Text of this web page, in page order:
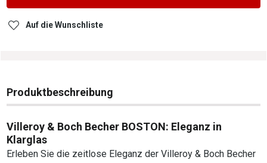
Auf die Wunschliste
Produktbeschreibung
Villeroy & Boch Becher BOSTON: Eleganz in
Klarglas
Erleben Sie die zeitlose Eleganz der Villeroy & Boch Becher